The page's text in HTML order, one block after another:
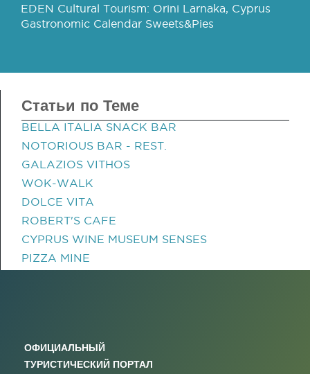
EDEN Cultural Tourism: Orini Larnaka, Cyprus
Gastronomic Calendar Sweets&Pies
Статьи по Теме
BELLA ITALIA SNACK BAR
NOTORIOUS BAR - REST.
GALAZIOS VITHOS
WOK-WALK
DOLCE VITA
ROBERT'S CAFE
CYPRUS WINE MUSEUM SENSES
PIZZA MINE
ОФИЦИАЛЬНЫЙ
ТУРИСТИЧЕСКИЙ ПОРТАЛ